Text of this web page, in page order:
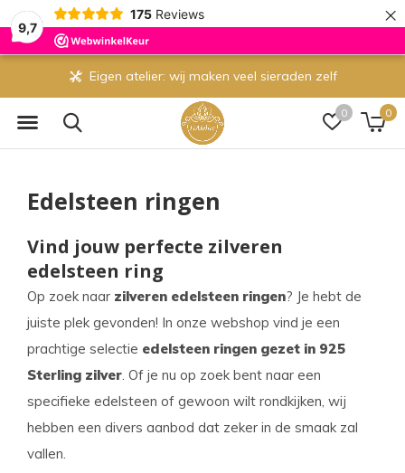
9,7
175 Reviews ×
0 0
Eigen atelier: wij maken veel sieraden zelf
Edelsteen ringen
Vind jouw perfecte zilveren
edelsteen ring
Op zoek naar zilveren edelsteen ringen? Je hebt de
juiste plek gevonden! In onze webshop vind je een
prachtige selectie edelsteen ringen gezet in 925
Sterling zilver. Of je nu op zoek bent naar een
specifieke edelsteen of gewoon wilt rondkijken, wij
hebben een divers aanbod dat zeker in de smaak zal
vallen.